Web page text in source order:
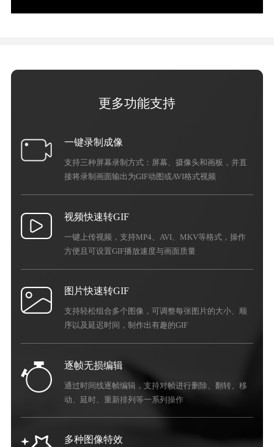
更多功能支持
一键录制成像
支持三种屏幕录制方式：屏幕、摄像头和画板，并直
接将录制画面输出为GIF动图或AVI格式视频
视频快速转GIF
一键上传视频，支持MP4、AVI、MKV等格式，操作
方便且可设置GIF播放速度与画面质量
图片快速转GIF
支持轻松组合多个图像，可调整每张图片的大小、顺
序以及延迟时间，制作出有趣的GIF
逐帧无损编辑
通过时间线逐帧编辑，支持对帧进行删除、翻转、移
动、延时、重新排列等一系列操作
多种图像特效